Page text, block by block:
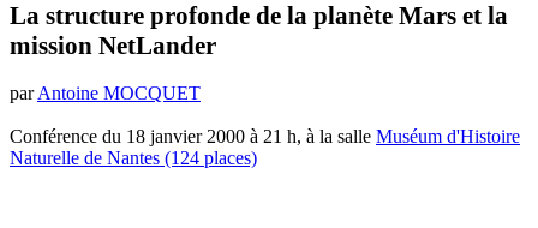
La structure profonde de la planète Mars et la
mission NetLander
parAntoine MOCQUET
Conférence du 18 janvier 2000 à 21 h, à la salle Muséum d'Histoire
Naturelle de Nantes (124 places)